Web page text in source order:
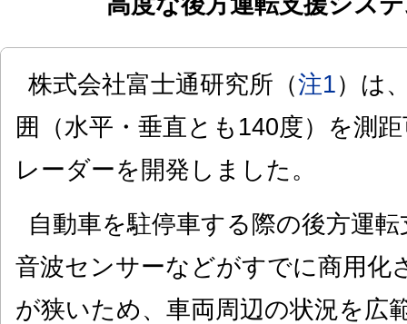
株式会社富士通研究所（注1）は
囲（水平・垂直とも140度）を測
レーダーを開発しました。
自動車を駐停車する際の後方運
音波センサーなどがすでに商用化
が狭いため、車両周辺の状況を広